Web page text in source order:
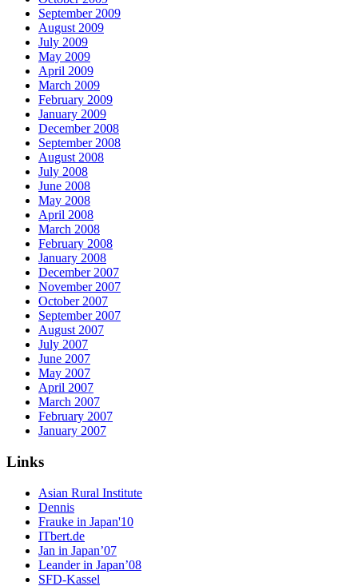
September 2009
August 2009
July 2009
May 2009
April 2009
March 2009
February 2009
January 2009
December 2008
September 2008
August 2008
July 2008
June 2008
May 2008
April 2008
March 2008
February 2008
January 2008
December 2007
November 2007
October 2007
September 2007
August 2007
July 2007
June 2007
May 2007
April 2007
March 2007
February 2007
January 2007
Links
Asian Rural Institute
Dennis
Frauke in Japan'10
ITbert.de
Jan in Japan’07
Leander in Japan’08
SFD-Kassel